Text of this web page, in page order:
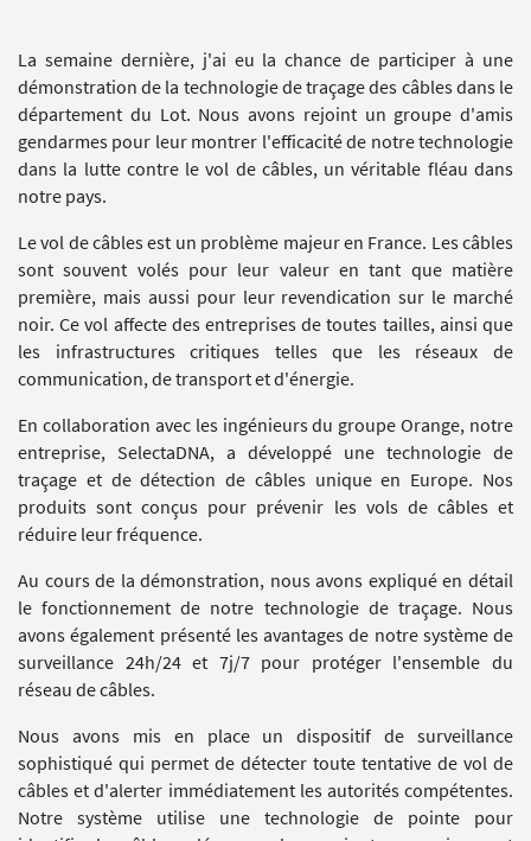
La semaine dernière, j'ai eu la chance de participer à une
démonstration de la technologie de traçage des câbles dans le
département du Lot. Nous avons rejoint un groupe d'amis
gendarmes pour leur montrer l'efficacité de notre technologie
dans la lutte contre le vol de câbles, un véritable fléau dans
notre pays.
Le vol de câbles est un problème majeur en France. Les câbles
sont souvent volés pour leur valeur en tant que matière
première, mais aussi pour leur revendication sur le marché
noir.Ce vol affecte des entreprises de toutes tailles, ainsi que
les infrastructures critiques telles que les réseaux de
communication, de transport et d'énergie.
En collaboration avec les ingénieurs du groupe Orange, notre
entreprise, SelectaDNA, a développé une technologie de
traçage et de détection de câbles unique en Europe. Nos
produits sont conçus pour prévenir les vols de câbles et
réduire leur fréquence.
Au cours de la démonstration, nous avons expliqué en détail
le fonctionnement de notre technologie de traçage. Nous
avons également présenté les avantages de notre système de
surveillance 24h/24 et 7j/7 pour protéger l'ensemble du
réseau de câbles.
Nous avons mis en place un dispositif de surveillance
sophistiqué qui permet de détecter toute tentative de vol de
câbles et d'alerter immédiatement les autorités compétentes.
Notre système utilise une technologie de pointe pour